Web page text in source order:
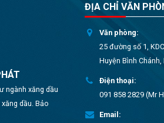
ngành xăng dầu
dầu. Bảo
ĐỊA CHỈ VĂN
Văn phòng:
25 đường số 1,
Huyện Bình Chánh,
Điện thoại:
091 858 2829 (Mr
Email: